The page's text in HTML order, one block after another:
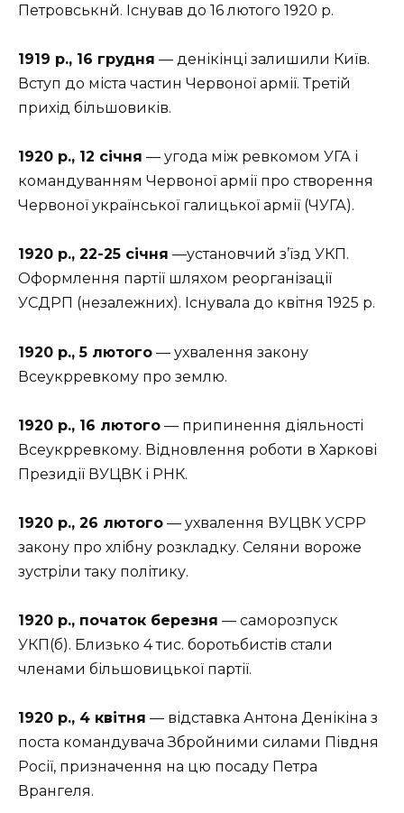
Петровськнй. Існував до 16 лютого 1920 р.
1919 р., 16 грудня — денікінці залишили Київ.
Вступ до міста частин Червоної армії. Третій
прихід більшовиків.
1920 р., 12 січня — угода між ревкомом УГА і
командуванням Червоної армії про створення
Червоної української галицької армії (ЧУГА).
1920 р., 22-25 січня —установчий з’їзд УКП.
Оформлення партії шляхом реорганізації
УСДРП (незалежних). Існувала до квітня 1925 р.
1920 р., 5 лютого — ухвалення закону
Всеукрревкому про землю.
1920 р., 16 лютого — припинення діяльності
Всеукрревкому. Відновлення роботи в Харкові
Президії ВУЦВК і РНК.
1920 р., 26 лютого — ухвалення ВУЦВК УСРР
закону про хлібну розкладку. Селяни вороже
зустріли таку політику.
1920 р., початок березня — саморозпуск
УКП(б). Близько 4 тис. боротьбистів стали
членами більшовицької партії.
1920 р., 4 квітня — відставка Антона Денікіна з
поста командувача Збройними силами Півдня
Росії, призначення на цю посаду Петра
Врангеля.